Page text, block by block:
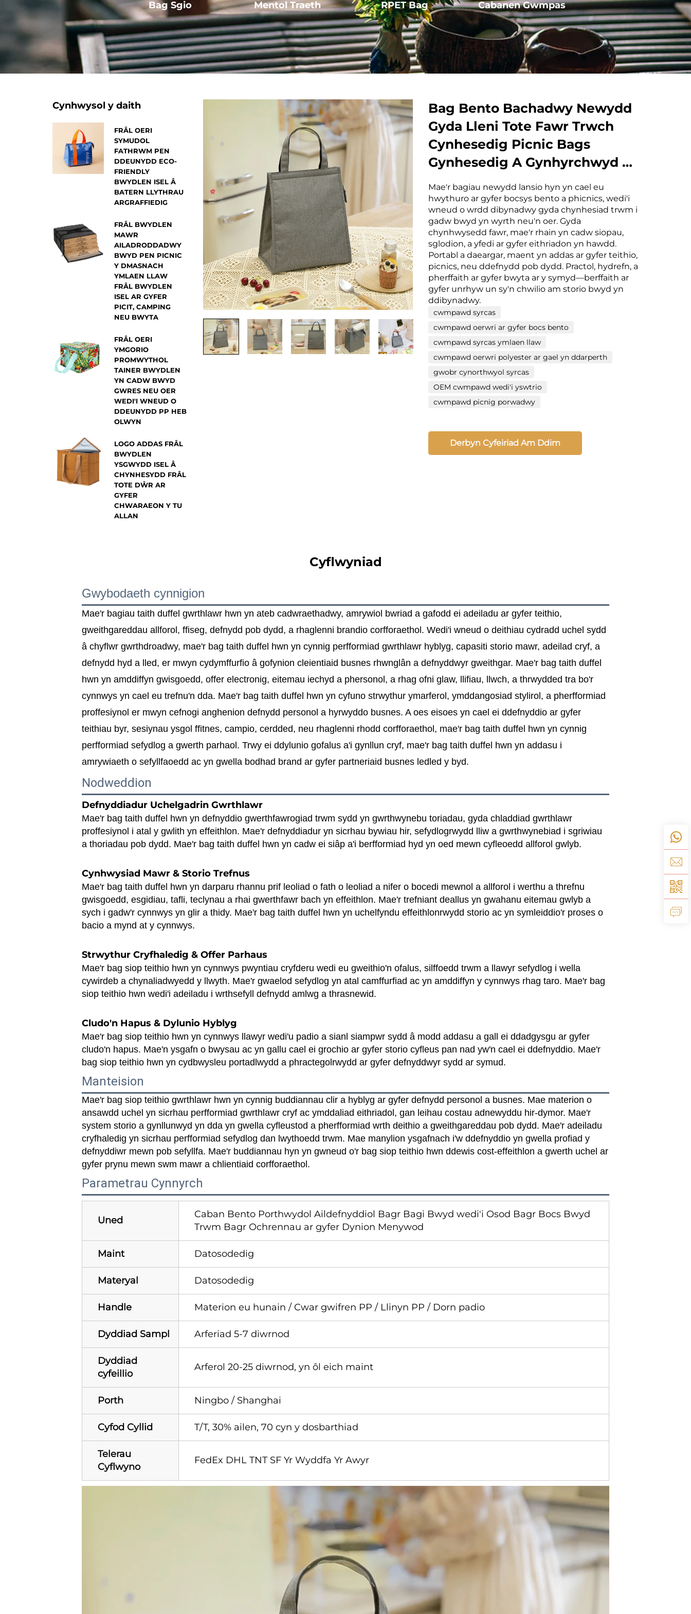
Arall Bag Sgio Mentol Traeth RPET Bag Cabanen Gwmpas Cabanen Llyfrgell
Bag Bento Bachadwy Newydd
Gyda Lleni Tote Fawr Trwch
Cynhesedig Picnic Bags
Gynhesedig A Gynhyrchwyd O
Dŵr Dduradwy Am
Mae'r bagiau newydd lansio hyn yn cael eu
hwythuro ar gyfer bocsys bento a phicnics, wedi'i
wneud o wrdd dibynadwy gyda chynhesiad trwm i
gadw bwyd yn wyrth neu'n oer. Gyda
chynhwysedd fawr, mae'r rhain yn cadw siopau,
sglodion, a yfedi ar gyfer eithriadon yn hawdd.
Portabl a daeargar, maent yn addas ar gyfer teithio,
picnics, neu ddefnydd pob dydd. Practol, hydrefn, a
pherffaith ar gyfer bwyta ar y symyd—berffaith ar
gyfer unrhyw un sy'n chwilio am storio bwyd yn
ddibynadwy.
cwmpawd syrcas
cwmpawd oerwri ar gyfer bocs bento
cwmpawd syrcas ymlaen llaw
cwmpawd oerwri polyester ar gael yn ddarperth
gwobr cynorthwyol syrcas
OEM cwmpawd wedi'i yswtrio
cwmpawd picnig porwadwy
Derbyn Cyfeiriad Am Ddim
Cynhwysol y daith
FRÂL OERI
SYMUDOL
FATHRWM PEN
DDEUNYDD ECO-
FRIENDLY
BWYDLEN ISEL Â
BATERN LLYTHRAU
ARGRAFFIEDIG
FRÂL BWYDLEN
MAWR
AILADRODDADWY
BWYD PEN PICNIC
Y DMASNACH
YMLAEN LLAW
FRÂL BWYDLEN
ISEL AR GYFER
PICIT, CAMPING
NEU BWYTA
FRÂL OERI
YMGORIO
PROMWYTHOL
TAINER BWYDLEN
YN CADW BWYD
GWRES NEU OER
WEDI'I WNEUD O
DDEUNYDD PP HEB
OLWYN
LOGO ADDAS FRÂL
BWYDLEN
YSGWYDD ISEL Â
CHYNHESYDD FRÂL
TOTE DŴR AR
GYFER
CHWARAEON Y TU
ALLAN
Cyflwyniad
Gwybodaeth cynnigion
Mae'r bagiau taith duffel gwrthlawr hwn yn ateb cadwraethadwy, amrywiol bwriad a gafodd ei adeiladu ar gyfer teithio,
gweithgareddau allforol, ffiseg, defnydd pob dydd, a rhaglenni brandio corfforaethol. Wedi'i wneud o deithiau cydradd uchel sydd
â chyflwr gwrthdroadwy, mae'r bag taith duffel hwn yn cynnig perfformiad gwrthlawr hyblyg, capasiti storio mawr, adeilad cryf, a
defnydd hyd a lled, er mwyn cydymffurfio â gofynion cleientiaid busnes rhwnglân a defnyddwyr gweithgar. Mae'r bag taith duffel
hwn yn amddiffyn gwisgoedd, offer electronig, eitemau iechyd a phersonol, a rhag ofni glaw, llifiau, llwch, a thrwydded tra bo'r
cynnwys yn cael eu trefnu'n dda. Mae'r bag taith duffel hwn yn cyfuno strwythur ymarferol, ymddangosiad stylirol, a pherfformiad
proffesiynol er mwyn cefnogi anghenion defnydd personol a hyrwyddo busnes. A oes eisoes yn cael ei ddefnyddio ar gyfer
teithiau byr, sesiynau ysgol ffitnes, campio, cerdded, neu rhaglenni rhodd corfforaethol, mae'r bag taith duffel hwn yn cynnig
perfformiad sefydlog a gwerth parhaol. Trwy ei ddylunio gofalus a'i gynllun cryf, mae'r bag taith duffel hwn yn addasu i
amrywiaeth o sefyllfaoedd ac yn gwella bodhad brand ar gyfer partneriaid busnes ledled y byd.
Nodweddion
Defnyddiadur Uchelgadrin Gwrthlawr
Mae'r bag taith duffel hwn yn defnyddio gwerthfawrogiad trwm sydd yn gwrthwynebu toriadau, gyda chladdiad gwrthlawr
proffesiynol i atal y gwlith yn effeithlon. Mae'r defnyddiadur yn sicrhau bywiau hir, sefydlogrwydd lliw a gwrthwynebiad i sgriwiau
a thoriadau pob dydd. Mae'r bag taith duffel hwn yn cadw ei siâp a'i berfformiad hyd yn oed mewn cyfleoedd allforol gwlyb.
Cynhwysiad Mawr & Storio Trefnus
Mae'r bag taith duffel hwn yn darparu rhannu prif leoliad o fath o leoliad a nifer o bocedi mewnol a allforol i werthu a threfnu
gwisgoedd, esgidiau, tafli, teclynau a rhai gwerthfawr bach yn effeithlon. Mae'r trefniant deallus yn gwahanu eitemau gwlyb a
sych i gadw'r cynnwys yn glir a thidy. Mae'r bag taith duffel hwn yn uchelfyndu effeithlonrwydd storio ac yn symleiddio'r proses o
bacio a mynd at y cynnwys.
Strwythur Cryfhaledig & Offer Parhaus
Mae'r bag siop teithio hwn yn cynnwys pwyntiau cryfderu wedi eu gweithio'n ofalus, silffoedd trwm a llawyr sefydlog i wella
cywirdeb a chynaliadwyedd y llwyth. Mae'r gwaelod sefydlog yn atal camffurfiad ac yn amddiffyn y cynnwys rhag taro. Mae'r bag
siop teithio hwn wedi'i adeiladu i wrthsefyll defnydd amlwg a thrasnewid.
Cludo'n Hapus & Dylunio Hyblyg
Mae'r bag siop teithio hwn yn cynnwys llawyr wedi'u padio a sianl siampwr sydd â modd addasu a gall ei ddadgysgu ar gyfer
cludo'n hapus. Mae'n ysgafn o bwysau ac yn gallu cael ei grochio ar gyfer storio cyfleus pan nad yw'n cael ei ddefnyddio. Mae'r
bag siop teithio hwn yn cydbwysleu portadlwydd a phractegolrwydd ar gyfer defnyddwyr sydd ar symud.
Manteision
Mae'r bag siop teithio gwrthlawr hwn yn cynnig buddiannau clir a hyblyg ar gyfer defnydd personol a busnes. Mae materion o
ansawdd uchel yn sicrhau perfformiad gwrthlawr cryf ac ymddaliad eithriadol, gan leihau costau adnewyddu hir-dymor. Mae'r
system storio a gynllunwyd yn dda yn gwella cyfleustod a pherfformiad wrth deithio a gweithgareddau pob dydd. Mae'r adeiladu
cryfhaledig yn sicrhau perfformiad sefydlog dan lwythoedd trwm. Mae manylion ysgafnach i'w ddefnyddio yn gwella profiad y
defnyddiwr mewn pob sefyllfa. Mae'r buddiannau hyn yn gwneud o'r bag siop teithio hwn ddewis cost-effeithlon a gwerth uchel ar
gyfer prynu mewn swm mawr a chlientiaid corfforaethol.
Parametrau Cynnyrch
Uned
Caban Bento Porthwydol Aildefnyddiol Bagr Bagi Bwyd wedi'i Osod Bagr Bocs Bwyd
Trwm Bagr Ochrennau ar gyfer Dynion Menywod
Maint Datosodedig
Materyal Datosodedig
Handle Materion eu hunain / Cwar gwifren PP / Llinyn PP / Dorn padio
Dyddiad Sampl Arferiad 5-7 diwrnod
Dyddiad
cyfeillio
Arferol 20-25 diwrnod, yn ôl eich maint
Porth Ningbo / Shanghai
Cyfod Cyllid T/T, 30% ailen, 70 cyn y dosbarthiad
Telerau
Cyflwyno
FedEx DHL TNT SF Yr Wyddfa Yr Awyr